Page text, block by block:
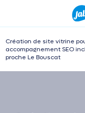
Création de site vitrine
accompagnement SEO
proche Le Bouscat